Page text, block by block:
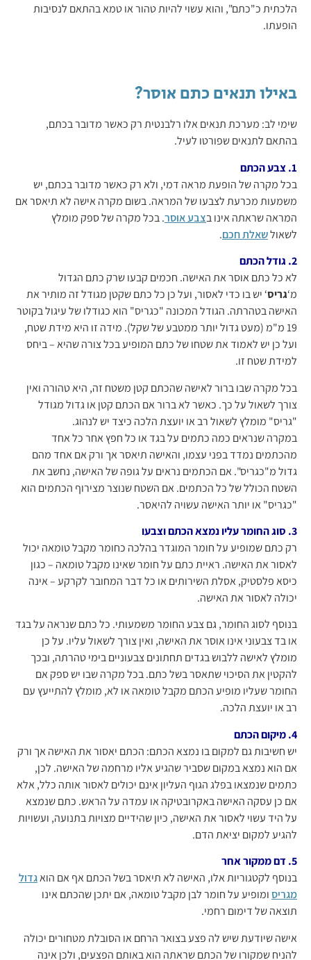
הלכתית כ"כתם", והוא עשוי להיות טהור או טמא בהתאם לנסיבות
הופעתו.
באילו תנאים כתם אוסר?
שימי לב: מערכת תנאים אלו רלבנטית רק כאשר מדובר בכתם,
בהתאם לתנאים שפורטו לעיל.
1. צבע הכתם
בכל מקרה של הופעת מראה דמי, ולא רק כאשר מדובר בכתם, יש
משמעות מכרעת לצבעו של המראה. בשום מקרה אישה לא תיאסר אם
המראה שראתה אינו בצבע אוסר. בכל מקרה של ספק מומלץ
לשאולשאלת חכם.
2. גודל הכתם
לא כל כתם אוסר את האישה. חכמים קבעו שרק כתם הגדול
מ‘גריס‘ יש בו כדי לאסור, ועל כן כל כתם שקטן מגודל זה מותיר את
האישה בטהרתה. הגודל המכונה "כגריס" הוא כגודלו של עיגול בקוטר
19 מ"מ (מעט גדול יותר ממטבע של שקל). מידה זו היא מידת שטח,
ועל כן יש לאמוד את שטחו של כתם המופיע בכל צורה שהיא – ביחס
למידת שטח זו.
בכל מקרה שבו ברור לאישה שהכתם קטן משטח זה, היא טהורה ואין
צורך לשאול על כך. כאשר לא ברור אם הכתם קטן או גדול מגודל
"גריס" מומלץ לשאול רב או יועצת הלכה כיצד יש לנהוג.
במקרה שנראים כמה כתמים על בגד או כל חפץ אחר כל אחד
מהכתמים נמדד בפני עצמו, והאישה תיאסר אך ורק אם אחד מהם
גדול מ"כגריס". אם הכתמים נראים על גופה של האישה, נחשב את
השטח הכולל של כל הכתמים. אם השטח שנוצר מצירוף הכתמים הוא
"כגריס" או יותר האישה עשויה להיאסר.
3. סוג החומר עליו נמצא הכתם וצבעו
רק כתם שמופיע על חומר המוגדר בהלכה כחומר מקבל טומאה יכול
לאסור את האישה. ראיית כתם על חומר שאינו מקבל טומאה – כגון
כיסא פלסטיק, אסלת השירותים או כל דבר המחובר לקרקע – אינה
יכולה לאסור את האישה.
בנוסף לסוג החומר, גם צבע החומר משמעותי. כל כתם שנראה על בגד
או בד צבעוני אינו אוסר את האישה, ואין צורך לשאול עליו. על כן
מומלץ לאישה ללבוש בגדים תחתונים צבעוניים בימי טהרתה, ובכך
להקטין את הסיכוי שתאסר בשל כתם. בכל מקרה שבו יש ספק אם
החומר שעליו מופיע הכתם מקבל טומאה או לא, מומלץ להתייעץ עם
רב או יועצת הלכה.
4. מיקום הכתם
יש חשיבות גם למקום בו נמצא הכתם: הכתם יאסור את האישה אך ורק
אם הוא נמצא במקום שסביר שהגיע אליו מרחמה של האישה. לכן,
כתמים שנמצאו בפלג הגוף העליון אינם יכולים לאסור אותה כלל, אלא
אם כן עסקה האישה באקרובטיקה או עמדה על הראש. כתם שנמצא
על היד עשוי לאסור את האישה, כיון שהידיים מצויות בתנועה, ועשויות
להגיע למקום יציאת הדם.
5. דם ממקור אחר
בנוסף לקטגוריות אלו, האישה לא תיאסר בשל הכתם אף אם הואגדול
מגריסומופיע על חומר לבן מקבל טומאה, אם יתכן שהכתם אינו
תוצאה של דימום רחמי.
אישה שיודעת שיש לה פצע בצואר הרחם או הסובלת מטחורים יכולה
להניח שמקורו של הכתם שראתה הוא באותם הפצעים, ולכן אינה